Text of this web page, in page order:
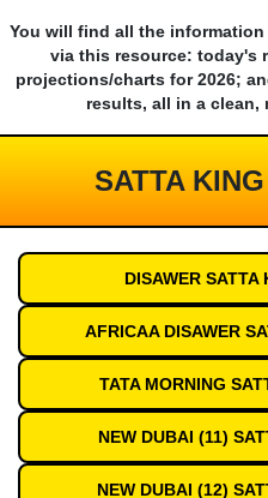
You will find all the
via this resource: today's
projections/charts for 2026;
results, all in a clean,
SATTA
DISAWER
AFRICAA DISAWER
TATA MORNING
NEW DUBAI (11)
NEW DUBAI (12)